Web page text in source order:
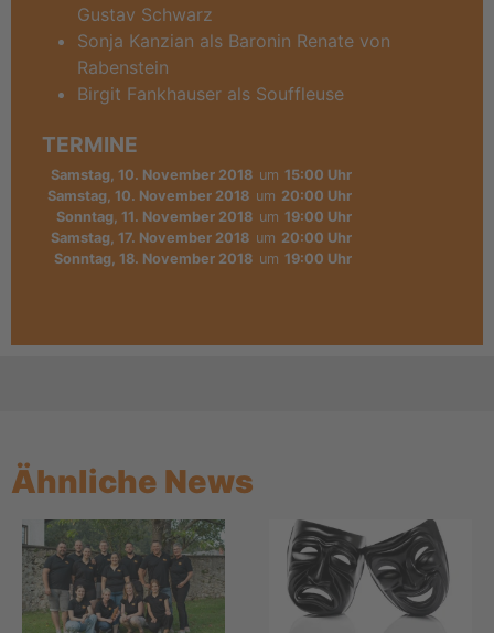
Gustav Schwarz
Sonja Kanzian als Baronin Renate von
Rabenstein
Birgit Fankhauser als Souffleuse
TERMINE
Samstag, 10. November 2018 um 15:00 Uhr
Samstag, 10. November 2018 um 20:00 Uhr
Sonntag, 11. November 2018 um 19:00 Uhr
Samstag, 17. November 2018 um 20:00 Uhr
Sonntag, 18. November 2018 um 19:00 Uhr
Ähnliche News